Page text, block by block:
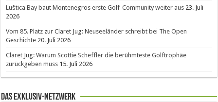
Luštica Bay baut Montenegros erste Golf-Community weiter aus 23. Juli
2026
Vom 85. Platz zur Claret Jug: Neuseeländer schreibt bei The Open
Geschichte 20. Juli 2026
Claret Jug: Warum Scottie Scheffler die berühmteste Golftrophäe
zurückgeben muss 15. Juli 2026
Das Exklusiv-Netzwerk